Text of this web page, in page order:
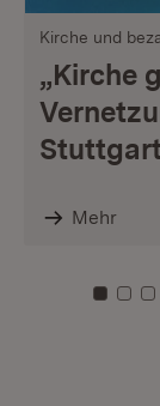
Kirche und
„Kirche
Stuttgart
Mehr
ZuZu